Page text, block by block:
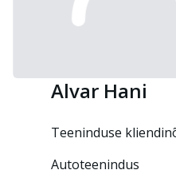
Alvar Hani
Teeninduse
Autoteenindus